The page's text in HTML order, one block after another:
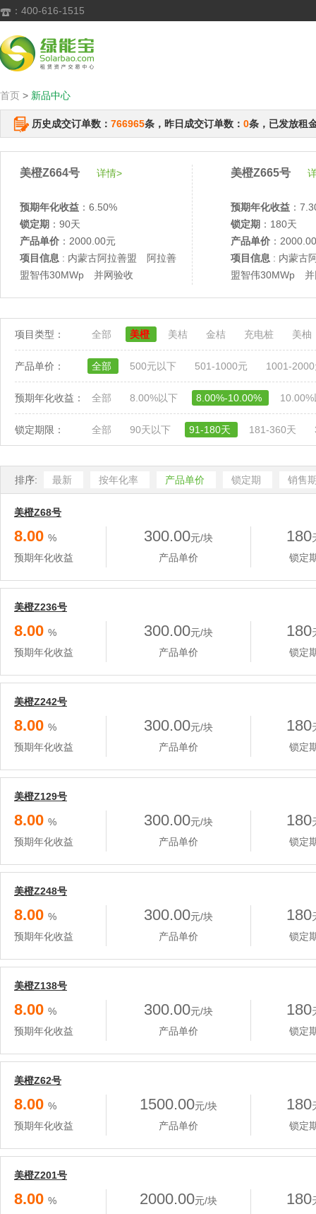
 ：400-616-1515
首页 > 新品中心
历史成交订单数： 766965条，昨日成交订单数： 0条，已发放租
美橙Z664号 详情>
预期年化收益 ：6.50%
锁定期 ：90天
产品单价 ：2000.00元
项目信息 : 内蒙古阿拉善盟 阿拉善
盟智伟30MWp 并网验收
美橙Z665号
预期年化收益 ：
锁定期 ：180天
产品单价 ：
项目信息 : 内蒙古
盟智伟30MWp 并
项目类型： 全部 美橙 美桔 金桔 充电桩 美柚
产品单价： 全部 500元以下 501-1000元 1001-
预期年化收益： 全部 8.00%以下 8.00%-10.00%
锁定期限： 全部 90天以下 91-180天 181-360天
排序: 最新 按年化率 产品单价 锁定期 销售
美橙Z68号
8.00 %
预期年化收益
300.00元/块
产品单价
180
锁定
美橙Z236号
8.00 %
预期年化收益
300.00元/块
产品单价
180
锁定
美橙Z242号
8.00 %
预期年化收益
300.00元/块
产品单价
180
锁定
美橙Z129号
8.00 %
预期年化收益
300.00元/块
产品单价
180
锁定
美橙Z248号
8.00 %
预期年化收益
300.00元/块
产品单价
180
锁定
美橙Z138号
8.00 %
预期年化收益
300.00元/块
产品单价
180
锁定
美橙Z62号
8.00 %
预期年化收益
1500.00元/块
产品单价
180
锁定
美橙Z201号
8.00 %
2000.00元/块
180